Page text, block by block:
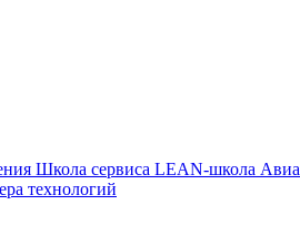
Школа сервиса LEAN-школа
технологий